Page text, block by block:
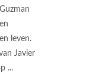
leven.
Javier
...